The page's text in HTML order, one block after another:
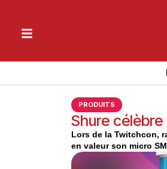
PRODUITS
Shure
Lors de la Twitchcon,
en valeur son micro